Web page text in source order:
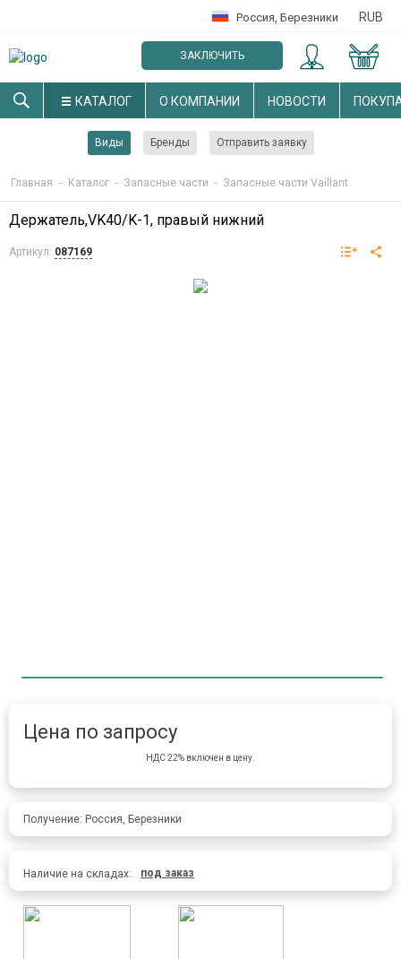
Россия, Березники RUB
ЗАКЛЮЧИТЬ
ОПТОВЫЙ ДОГОВОР
КАТАЛОГ О КОМПАНИИ НОВОСТИ
Виды Бренды Отправить заявку
Главная - Каталог - Запасные части - Запасные части Vaillant
Держатель,VK40/K-1, правый нижний
Артикул: 087169
Цена по запросу
НДС 22% включен в цену.
Получение: Россия, Березники
Наличие на складах: под заказ